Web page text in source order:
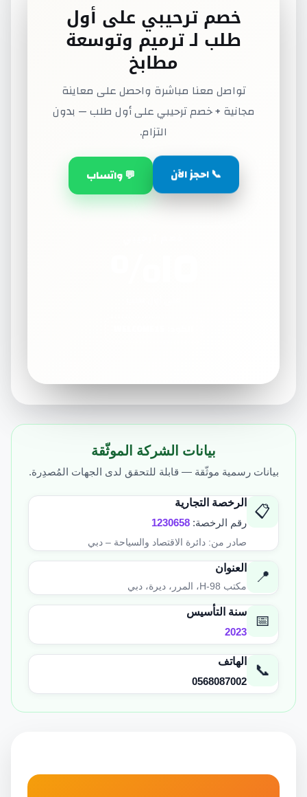
خصم ترحيبي على أول
طلب لـ ترميم وتوسعة
مطابخ
تواصل معنا مباشرة واحصل على معاينة
مجانية + خصم ترحيبي على أول طلب — بدون
التزام.
📞 احجز الآن 💬 واتساب
بيانات الشركة الموثّقة
بيانات رسمية موثّقة — قابلة للتحقق لدى الجهات المُصدِرة.
📋
الرخصة التجارية
رقم الرخصة: 1230658
صادر من: دائرة الاقتصاد والسياحة – دبي
📍
العنوان
مكتب H-98، المرر، ديرة، دبي
📅
سنة التأسيس
2023
📞
الهاتف
0568087002